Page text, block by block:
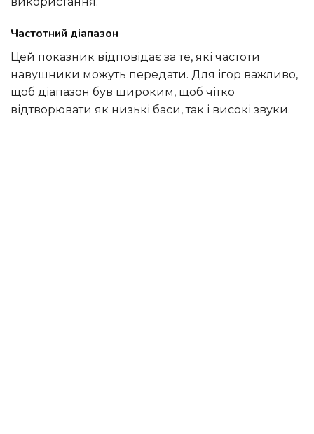
Частотний діапазон
Цей показник відповідає за те, які частоти
навушники можуть передати. Для ігор важливо,
щоб діапазон був широким, щоб чітко
відтворювати як низькі баси, так і високі звуки.